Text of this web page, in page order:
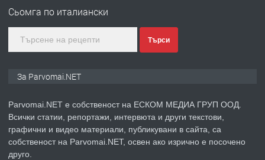
преди 1 година
ПРЕДЛАГА Уроци по Математика
Сьомга по италиански
Търси
За Parvomai.NET
Parvomai.NET е собственост на ЕСКОМ МЕДИА ГРУП ООД.
Всички статии, репортажи, интервюта и други текстови,
графични и видео материали, публикувани в сайта, са
собственост на Parvomai.NET, освен ако изрично е посочено
друго.